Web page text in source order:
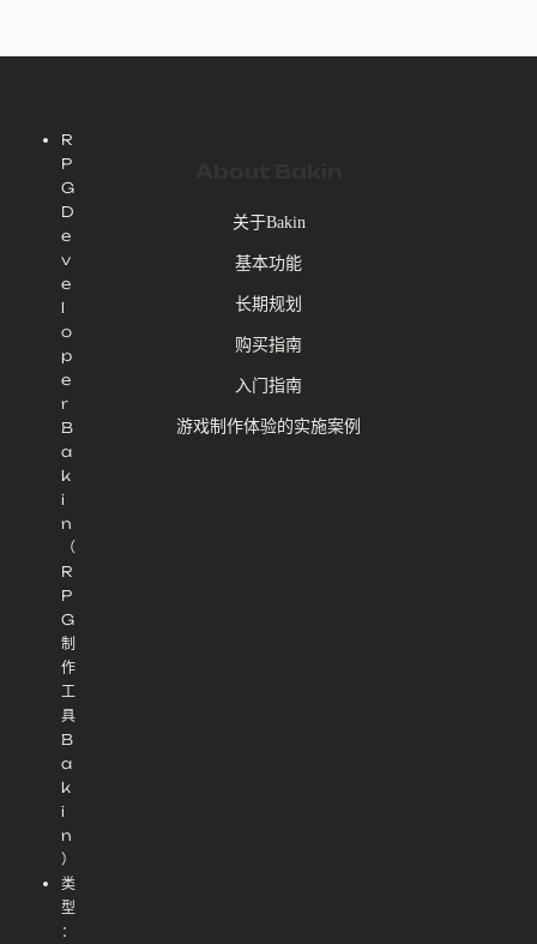
R
P
G
D
e
v
e
l
o
p
e
r
B
a
k
i
n
（
R
P
G
制
作
工
具
B
a
k
i
n
）
类
型
：
关于Bakin
基本功能
长期规划
购买指南
入门指南
游戏制作体验的实施案例